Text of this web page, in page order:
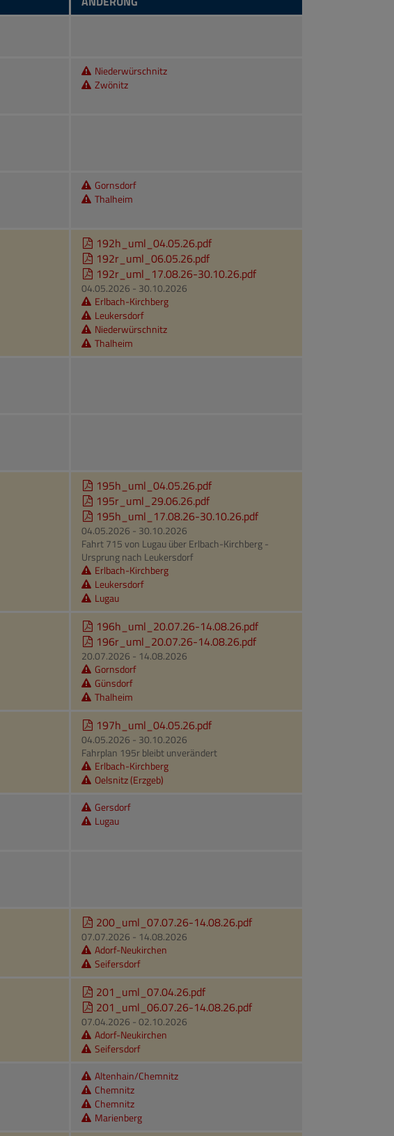
Niederwürschnitz
Zwönitz
Gornsdorf
Thalheim
192h_uml_04.05.26.pdf
192r_uml_06.05.26.pdf
192r_uml_17.08.26-30.10.26.pdf
04.05.2026 - 30.10.2026
Erlbach-Kirchberg
Leukersdorf
Niederwürschnitz
Thalheim
195h_uml_04.05.26.pdf
195r_uml_29.06.26.pdf
195h_uml_17.08.26-30.10.26.pdf
04.05.2026 - 30.10.2026
Fahrt 715 von Lugau über Erlbach-Kirchberg -
Ursprung nach Leukersdorf
Erlbach-Kirchberg
Leukersdorf
Lugau
196h_uml_20.07.26-14.08.26.pdf
196r_uml_20.07.26-14.08.26.pdf
20.07.2026 - 14.08.2026
Gornsdorf
Günsdorf
Thalheim
197h_uml_04.05.26.pdf
04.05.2026 - 30.10.2026
Fahrplan 195r bleibt unverändert
Erlbach-Kirchberg
Oelsnitz (Erzgeb)
Gersdorf
Lugau
200_uml_07.07.26-14.08.26.pdf
07.07.2026 - 14.08.2026
Adorf-Neukirchen
Seifersdorf
201_uml_07.04.26.pdf
201_uml_06.07.26-14.08.26.pdf
07.04.2026 - 02.10.2026
Adorf-Neukirchen
Seifersdorf
Altenhain/Chemnitz
Chemnitz
Chemnitz
Marienberg